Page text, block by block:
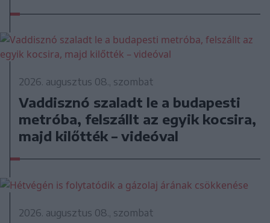
2026. augusztus 08., szombat
Vaddisznó szaladt le a budapesti
metróba, felszállt az egyik kocsira,
majd kilőtték – videóval
2026. augusztus 08., szombat